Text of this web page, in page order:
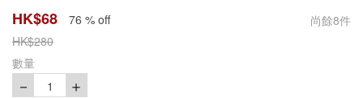
HK$68 76 % off 尚餘8件
HK$280
數量
－ 1 ＋